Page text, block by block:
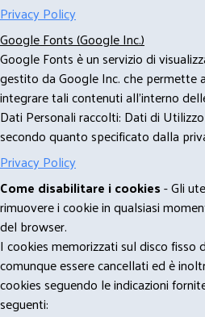
Privacy Policy
Google Fonts (Google Inc.)
Google Fonts è un servizio di
gestito da Google Inc. che permette
integrare tali contenuti all'interno
Dati Personali raccolti: Dati di
secondo quanto specificato dalla
Privacy Policy
Come disabilitare i cookies- Gli
rimuovere i cookie in qualsiasi
del browser.
I cookies memorizzati sul disco
comunque essere cancellati ed è
cookies seguendo le indicazioni
seguenti: